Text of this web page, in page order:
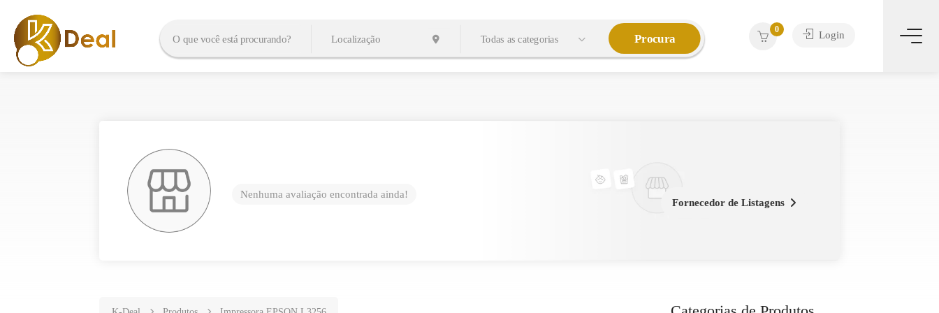
Todas as categorias Procura
0 Login
Nenhuma avaliação encontrada ainda!
Fornecedor de Listagens